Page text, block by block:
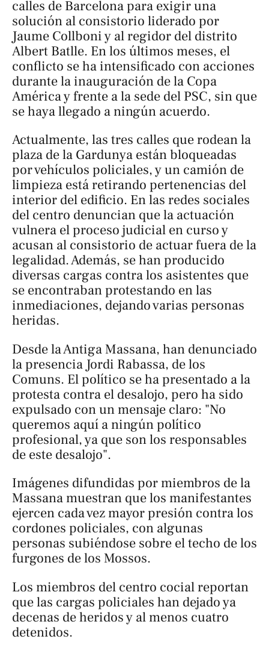
calles de Barcelona para exigir una
solución al consistorio liderado por
Jaume Collboni y al regidor del distrito
Albert Batlle. En los últimos meses, el
conflicto se ha intensificado con acciones
durante la inauguración de la Copa
América y frente a la sede del PSC, sin que
se haya llegado a ningún acuerdo.
Actualmente, las tres calles que rodean la
plaza de la Gardunya están bloqueadas
por vehículos policiales, y un camión de
limpieza está retirando pertenencias del
interior del edificio. En las redes sociales
del centro denuncian que la actuación
vulnera el proceso judicial en curso y
acusan al consistorio de actuar fuera de la
legalidad. Además, se han producido
diversas cargas contra los asistentes que
se encontraban protestando en las
inmediaciones, dejando varias personas
heridas.
Desde la Antiga Massana, han denunciado
la presencia Jordi Rabassa, de los
Comuns. El político se ha presentado a la
protesta contra el desalojo, pero ha sido
expulsado con un mensaje claro: "No
queremos aquí a ningún político
profesional, ya que son los responsables
de este desalojo".
Imágenes difundidas por miembros de la
Massana muestran que los manifestantes
ejercen cada vez mayor presión contra los
cordones policiales, con algunas
personas subiéndose sobre el techo de los
furgones de los Mossos.
Los miembros del centro cocial reportan
que las cargas policiales han dejado ya
decenas de heridos y al menos cuatro
detenidos.